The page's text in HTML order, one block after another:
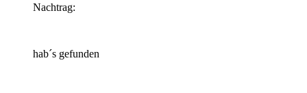
Nachtrag:
hab´s gefunden